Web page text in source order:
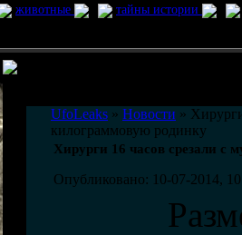
животные
тайны истории
UfoLeaks » Новости »
килограммовую родинку
Хирурги 16 часов срезали
Опубликовано: 10-07-2014,